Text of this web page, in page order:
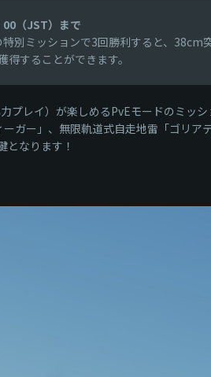
（JST）まで
ミッションで3回勝利すると、38cm
することができます。
レイ）が楽しめるPvEモードのミッ
ガー」、無限軌道式自走地雷「ゴリ
なります！